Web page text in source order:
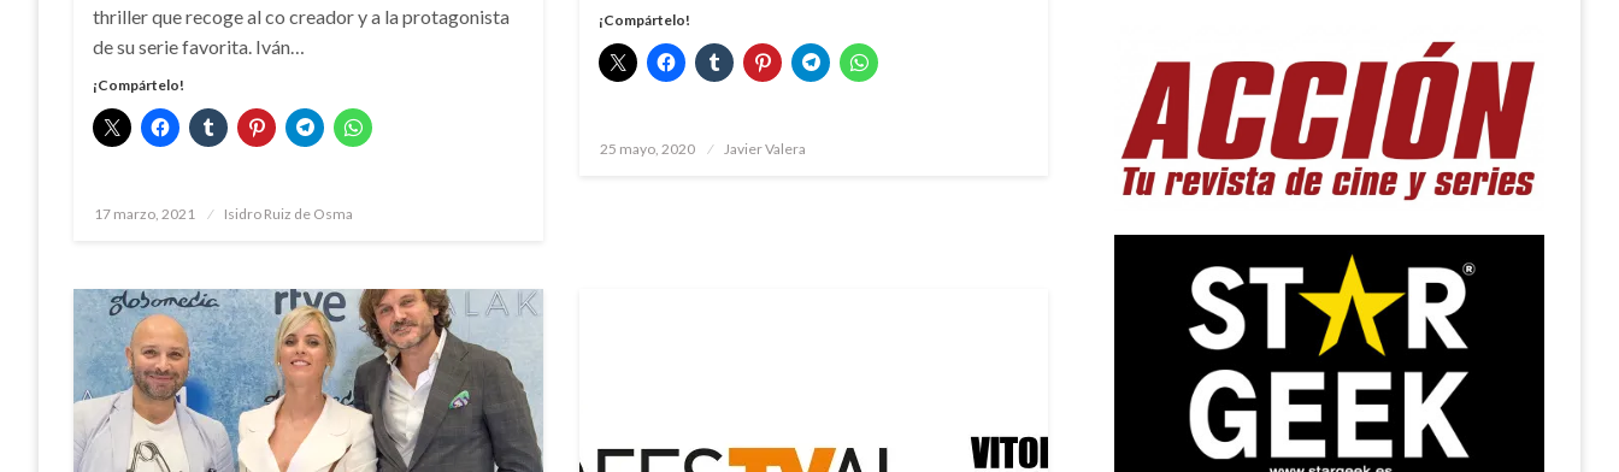
thriller que recoge al co creador y a la protagonista
de su serie favorita. Iván…
¡Compártelo!
Publicado
17 marzo, 2021 Isidro Ruiz de Osma
¡Compártelo!
Publicado
25 mayo, 2020 Javier Valera